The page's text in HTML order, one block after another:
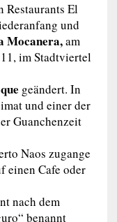
Restaurants El
und
Mocanera,am
im Stadtviertel
geändert. In
und einer der
Guanchenzeit
Naos zugange
einen Cafe oder
nach dem
benannt